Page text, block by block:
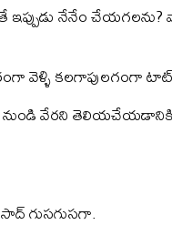
నేనేం చేయగలను?
వెళ్ళి కలగాపులగంగా టాట్
నుండి వేరని
గుసగుసగా.